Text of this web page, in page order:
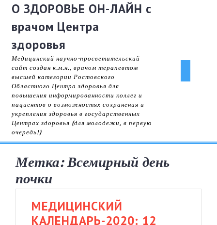
content
О ЗДОРОВЬЕ ОН-ЛАЙН с
врачом Центра
здоровья
Медицинский научно-просветительский
сайт создан к.м.н., врачом терапевтом
высшей категории Ростовского
Областного Центра здоровья для
повышения информированности коллег и
пациентов о возможностях сохранения и
укрепления здоровья в государственных
Центрах здоровья (для молодежи, в первую
очередь!)
Метка:Всемирный день
почки
МЕДИЦИНСКИЙ
КАЛЕНДАРЬ-2020: 12